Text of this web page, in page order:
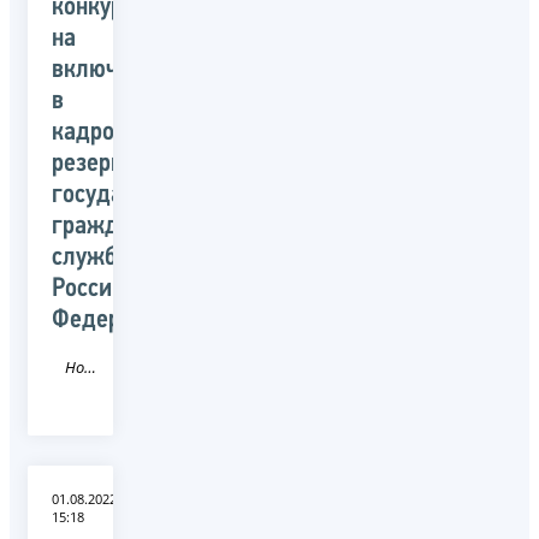
конкурса
на
включение
в
кадровый
резерв
государственной
гражданской
службы
Российской
Федерации
Новость
01.08.2022
15:18